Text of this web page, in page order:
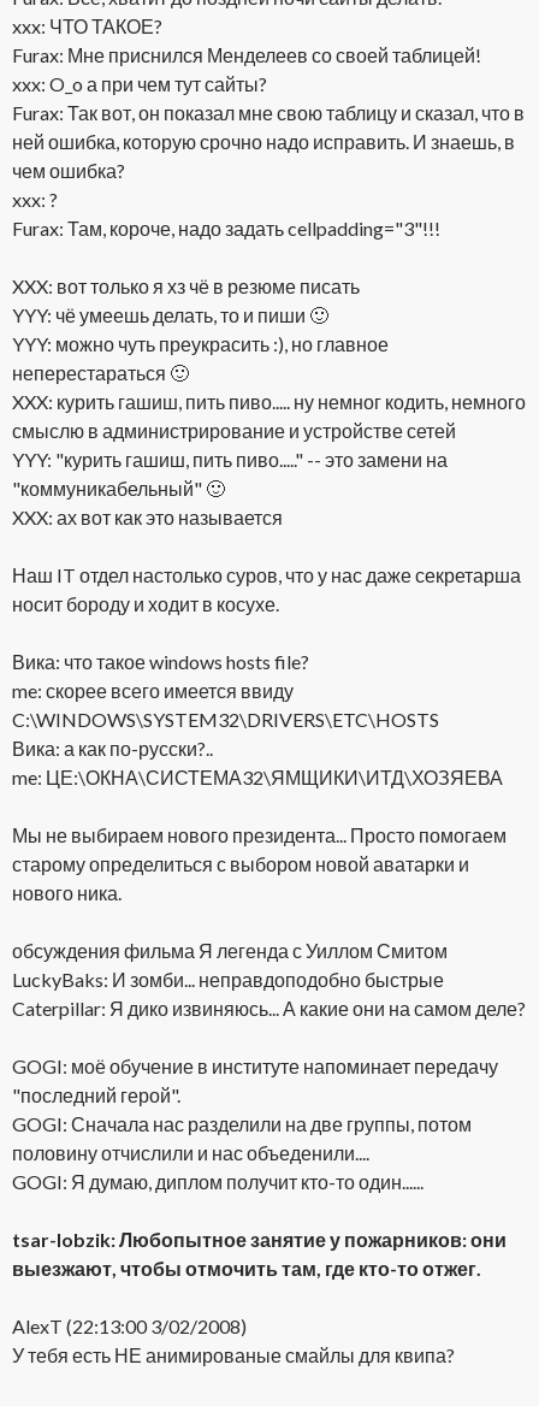
xxx: ЧТО ТАКОЕ?
Furax: Мне приснился Менделеев со своей таблицей!
xxx: O_o а при чем тут сайты?
Furax: Так вот, он показал мне свою таблицу и сказал, что в
ней ошибка, которую срочно надо исправить. И знаешь, в
чем ошибка?
xxx: ?
Furax: Там, короче, надо задать cellpadding="3"!!!
XXX: вот только я хз чё в резюме писать
YYY: чё умеешь делать, то и пиши 🙂
YYY: можно чуть преукрасить :), но главное
неперестараться 🙂
XXX: курить гашиш, пить пиво..... ну немног кодить, немного
смыслю в администрирование и устройстве сетей
YYY: "курить гашиш, пить пиво....." -- это замени на
"коммуникабельный" 🙂
XXX: ах вот как это называется
Наш IT отдел настолько суров, что у нас даже секретарша
носит бороду и ходит в косухе.
Вика: что такое windows hosts file?
me: скорее всего имеется ввиду
C:\WINDOWS\SYSTEM32\DRIVERS\ETC\HOSTS
Вика: а как по-русски?..
me: ЦЕ:\ОКНА\СИСТЕМА32\ЯМЩИКИ\ИТД\ХОЗЯЕВА
Мы не выбираем нового президента... Просто помогаем
старому определиться с выбором новой аватарки и
нового ника.
обсуждения фильма Я легенда с Уиллом Смитом
LuckyBaks: И зомби... неправдоподобно быстрые
Caterpillar: Я дико извиняюсь... А какие они на самом деле?
GOGI: моё обучение в институте напоминает передачу
"последний герой".
GOGI: Сначала нас разделили на две группы, потом
половину отчислили и нас объеденили....
GOGI: Я думаю, диплом получит кто-то один......
tsar-lobzik: Любопытное занятие у пожарников: они
выезжают, чтобы отмочить там, где кто-то отжег.
AlexT (22:13:00 3/02/2008)
У тебя есть НЕ анимированые смайлы для квипа?